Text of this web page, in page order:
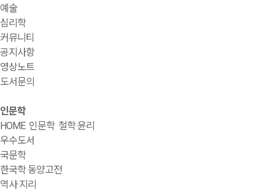
예술
심리학
커뮤니티
공지사항
영상노트
도서문의
인문학
HOME 인문학 철학 윤리
우수도서
국문학
한국학 동양고전
역사 지리